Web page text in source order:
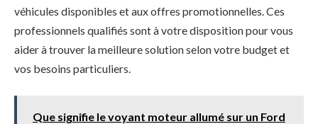
véhicules disponibles et aux offres promotionnelles. Ces
professionnels qualifiés sont à votre disposition pour vous
aider à trouver la meilleure solution selon votre budget et
vos besoins particuliers.
Que signifie le voyant moteur allumé sur un Ford